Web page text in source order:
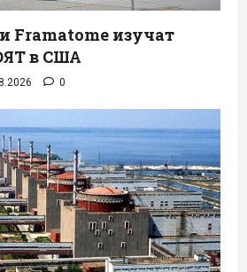
Framatome изучат
в США
0